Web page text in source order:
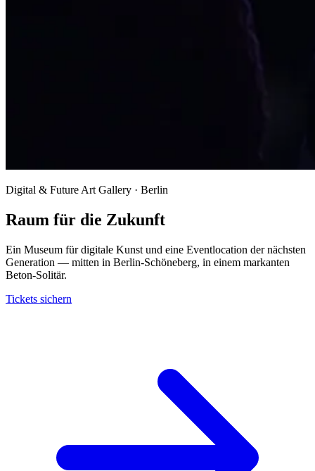
Digital & Future Art Gallery · Berlin
Raum für die Zukunft
Ein Museum für digitale Kunst und eine Eventlocation der nächsten
Generation — mitten in Berlin-Schöneberg, in einem markanten
Beton-Solitär.
Tickets sichern